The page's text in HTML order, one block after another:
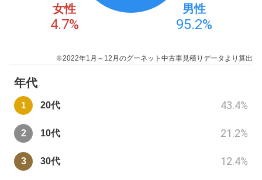
女性
4.7%
男性
95.2%
※2022年1月～12月のグーネット中古車見積りデータより算出
年代
20代 43.4%
10代 21.2%
30代 12.4%